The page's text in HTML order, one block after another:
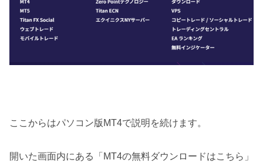
ここからはパソコン版MT4で説明を続けます。
開いた画面内にある「MT4の無料ダウンロードはこちら」